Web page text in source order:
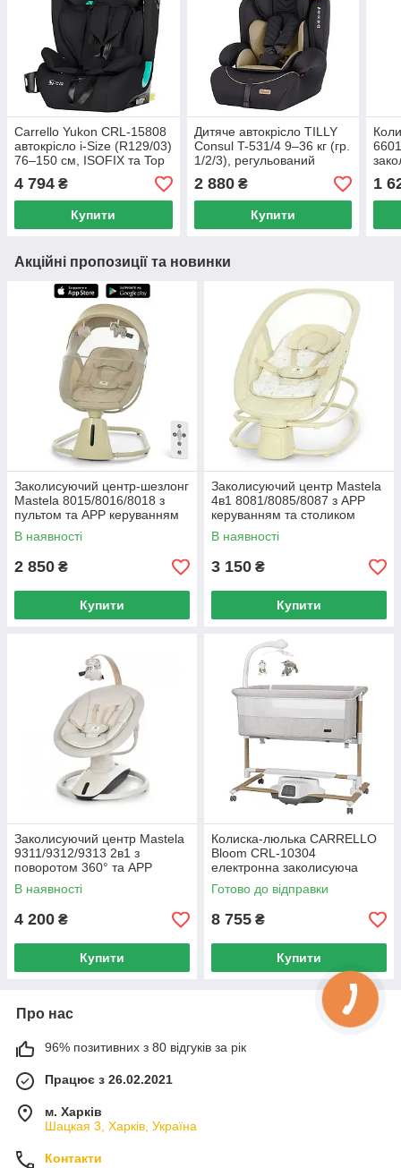
Carrello Yukon CRL-15808
автокрісло i-Size (R129/03)
76–150 см, ISOFIX та Top
Tether, 5‑точкові ремені
4 794 ₴
Купити
Дитяче автокрісло TILLY
Consul T-531/4 9–36 кг (гр.
1/2/3), регульований
підголівник і боковий
захист
2 880₴
Купити
15/
сітка
1
Акційні пропозиції та новинки
Заколисуючий центр-шезлонг
Mastela 8015/8016/8018 з
пультом та APP керуванням
В наявності
2 850 ₴
Купити
Заколисуючий центр Mastela
4в1 8081/8085/8087 з APP
керуванням та столиком
В наявності
3 150 ₴
Купити
Заколисуючий центр Mastela
9311/9312/9313 2в1 з
поворотом 360° та APP
керуванням
В наявності
4 200 ₴
Купити
Колиска-люлька CARRELLO
Bloom CRL-10304
електронна заколисуюча
приставна з маятником
пультом мобілем та
москітною сіткою
Готово до відправки
8 755 ₴
Купити
Про нас
96% позитивних з 80 відгуків за рік
Працює з 26.02.2021
м. Харків
Шацкая 3, Харків, Україна
Контакти